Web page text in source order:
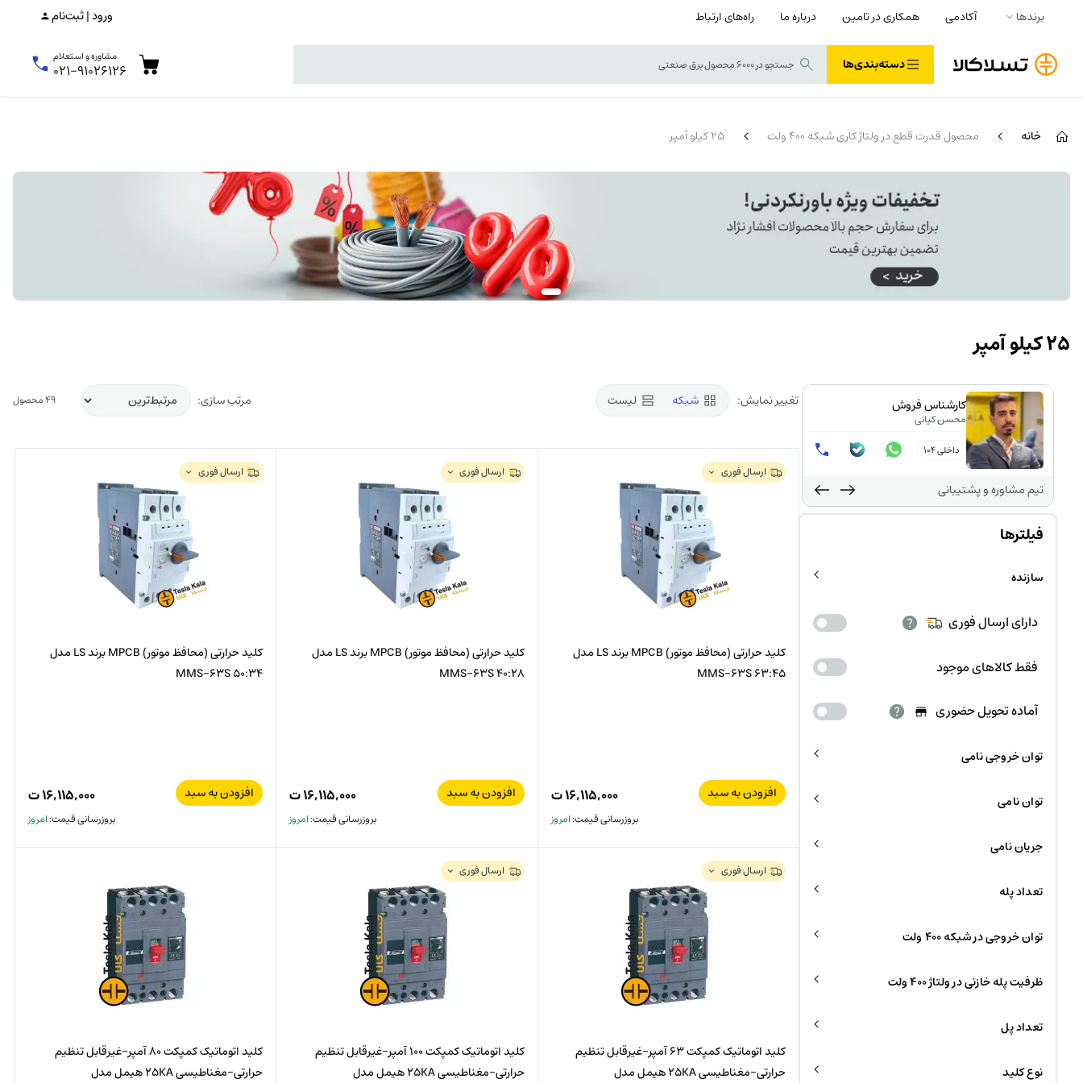
برندها آکادمی همکاری در تامین درباره ما راه‌های ارتباط ورود | ثبت‌نام
دسته‌بندی‌ها مشاوره و استعلام
۰۲۱-۹۱۰۲۶۱۲۶
خانه محصول قدرت قطع در ولتاژ کاری شبکه 400 ولت 25 کیلو آمپر
25 کیلو آمپر
تغییر نمایش: شبکه لیست 49 محصول مرتب سازی:
ارسال فوری
کلید حرارتی (محافظ موتور) MPCB برند LS مدل
MMS-63S 63:45
افزودن به سبد ۱۶,۱۱۵,۰۰۰ت
بروزرسانی قیمت:امروز
ارسال فوری
کلید حرارتی (محافظ موتور) MPCB برند LS مدل
MMS-63S 40:28
افزودن به سبد ۱۶,۱۱۵,۰۰۰ت
بروزرسانی قیمت:امروز
ارسال فوری
کلید حرارتی (محافظ موتور) MPCB برند LS مدل
MMS-63S 50:34
افزودن به سبد ۱۶,۱۱۵,۰۰۰ت
بروزرسانی قیمت:امروز
ارسال فوری
کلید اتوماتیک کمپکت 63 آمپر-غیرقابل تنظیم
حرارتی-مغناطیسی 25KA هیمل مدل
ارسال فوری
کلید اتوماتیک کمپکت 100 آمپر-غیرقابل تنظیم
حرارتی-مغناطیسی 25KA هیمل مدل
کلید اتوماتیک کمپکت 80 آمپر-غیرقابل تنظیم
حرارتی-مغناطیسی 25KA هیمل مدل
مدیر تامین
ملینا مرادی
کارشناس فروش
محسن کیانی
داخلی 104
تیم مشاوره و پشتیبانی
فیلترها
سازنده
دارای ارسال فوری
فقط کالاهای موجود
آماده تحویل حضوری
توان خروجی نامی
توان نامی
جریان نامی
تعداد پله
توان خروجی در شبکه ۴۰۰ ولت
ظرفیت پله خازنی در ولتاژ ۴۰۰ ولت
تعداد پل
نوع کلید